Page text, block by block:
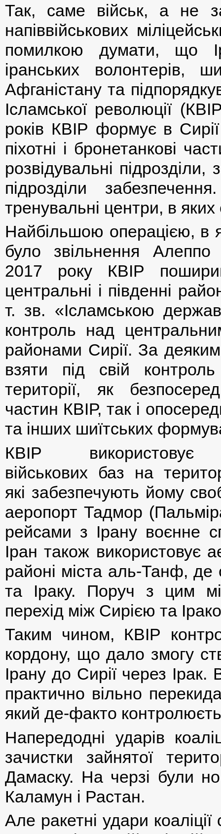
Так, саме військ, а не
напіввійськових
помилкою думати, що
іранських волонтерів,
Афганістану та
Ісламської революції
років КВІР формує в
піхотні і бронетанкові
розвідувальні
підрозділи
тренувальні центри, в
Найбільшою операцією, в
було звільнення
2017 року КВІР
центральні і південні
т. зв. «Ісламською
контроль над
районами Сирії. За
взяти під свій
території, як
частин КВІР, так і
та інших шиїтських
КВІР використовує
військових баз на
які забезпечують йому
аеропорт Тадмор
рейсами з Ірану воєнне
Іран також використовує
районі міста аль-Танф, де
та Іраку. Поруч з цим
перехід між Сирією та
Таким чином, КВІР
кордону, що дало змогу
Ірану до Сирії через
практично вільно
який де-факто
Напередодні ударів
зачистки зайнятої
Дамаску. На черзі були
Каламун і Растан.
Але ракетні удари